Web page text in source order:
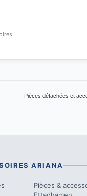
Pièces détachées et
ARIANA
Pièces &